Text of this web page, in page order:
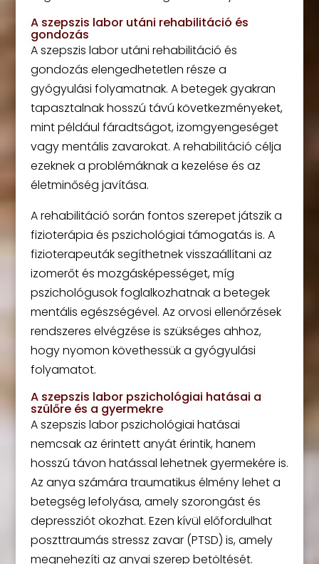
A szepszis labor utáni rehabilitáció és
gondozás
A szepszis labor utáni rehabilitáció és
gondozás elengedhetetlen része a
gyógyulási folyamatnak. A betegek gyakran
tapasztalnak hosszú távú következményeket,
mint például fáradtságot, izomgyengeséget
vagy mentális zavarokat. A rehabilitáció célja
ezeknek a problémáknak a kezelése és az
életminőség javítása.
A rehabilitáció során fontos szerepet játszik a
fizioterápia és pszichológiai támogatás is. A
fizioterapeuták segíthetnek visszaállítani az
izomerőt és mozgásképességet, míg
pszichológusok foglalkozhatnak a betegek
mentális egészségével. Az orvosi ellenőrzések
rendszeres elvégzése is szükséges ahhoz,
hogy nyomon követhessük a gyógyulási
folyamatot.
A szepszis labor pszichológiai hatásai a
szülőre és a gyermekre
A szepszis labor pszichológiai hatásai
nemcsak az érintett anyát érintik, hanem
hosszú távon hatással lehetnek gyermekére is.
Az anya számára traumatikus élmény lehet a
betegség lefolyása, amely szorongást és
depressziót okozhat. Ezen kívül előfordulhat
poszttraumás stressz zavar (PTSD) is, amely
megnehezíti az anyai szerep betöltését.